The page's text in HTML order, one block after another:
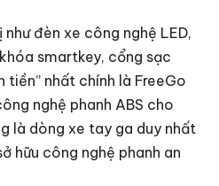
đèn xe công nghệ LED,
smartkey, cổng sạc
nhất chính là FreeGo
nghệ phanh ABS cho
là dòng xe tay ga duy nhất
hữu công nghệ phanh an